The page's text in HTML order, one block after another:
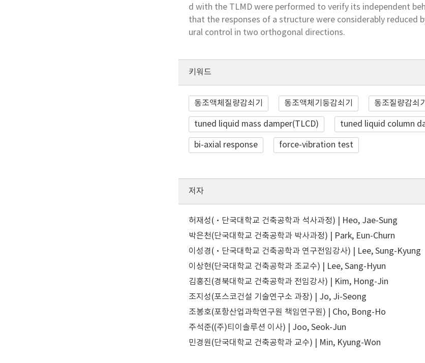
d with the TLMD were performed to verify its independent
that the responses of a structure were considerably reduced
ural control in two orthogonal directions.
키워드
동조액체질량감쇠기 동조액체기둥감쇠기 동조질량감쇠기
tuned liquid mass damper(TLCD) tuned liquid column
bi-axial response force-vibration test
저자
허재성(·단국대학교 건축공학과 석사과정) | Heo, Jae-Sung
박은천(단국대학교 건축공학과 박사과정) | Park, Eun-Churn
이성경(·단국대학교 건축공학과 연구전임강사) | Lee, Sung-Kyung
이상현(단국대학교 건축공학과 조교수) | Lee, Sang-Hyun
김홍진(경북대학교 건축공학과 전임강사) | Kim, Hong-Jin
조지성(포스코건설 기술연구소 과장) | Jo, Ji-Seong
조봉호(포항산업과학연구원 책임연구원) | Cho, Bong-Ho
주석준((주)티이솔루션 이사) | Joo, Seok-Jun
민경원(단국대학교 건축공학과 교수) | Min, Kyung-Won